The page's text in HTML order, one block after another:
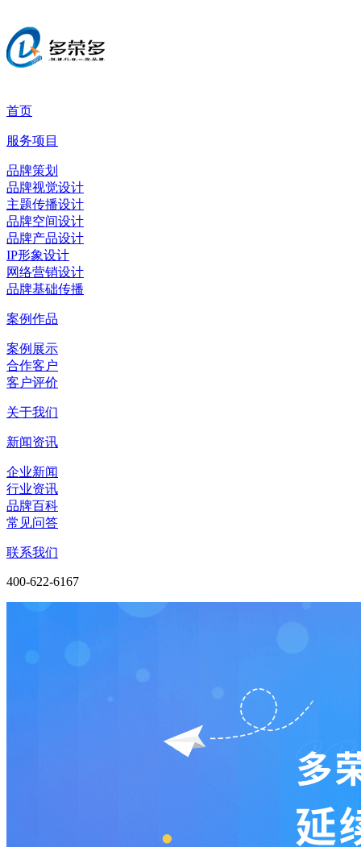
首页
服务项目
品牌策划
品牌视觉设计
主题传播设计
品牌空间设计
品牌产品设计
IP形象设计
网络营销设计
品牌基础传播
案例作品
案例展示
合作客户
客户评价
关于我们
新闻资讯
企业新闻
行业资讯
品牌百科
常见问答
联系我们
400-622-6167